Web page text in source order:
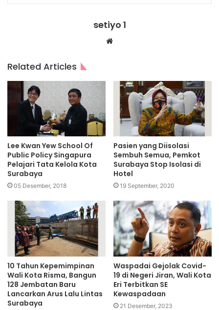
setiyo 1
Website
Related Articles
Lee Kwan Yew School Of
Public Policy Singapura
Pelajari Tata Kelola Kota
Surabaya
05 Desember, 2018
Pasien yang Diisolasi
Sembuh Semua, Pemkot
Surabaya Stop Isolasi di
Hotel
19 September, 2020
10 Tahun Kepemimpinan
Wali Kota Risma, Bangun
128 Jembatan Baru
Lancarkan Arus Lalu Lintas
Surabaya
Waspadai Gejolak Covid-
19 di Negeri Jiran, Wali Kota
Eri Terbitkan SE
Kewaspadaan
21 Desember, 2023